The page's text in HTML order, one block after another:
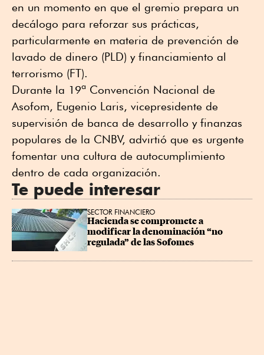
en un momento en que el gremio prepara un
decálogo para reforzar sus prácticas,
particularmente en materia de prevención de
lavado de dinero (PLD) y financiamiento al
terrorismo (FT).
Durante la 19ª Convención Nacional de
Asofom, Eugenio Laris, vicepresidente de
supervisión de banca de desarrollo y finanzas
populares de la CNBV, advirtió que es urgente
fomentar una cultura de autocumplimiento
dentro de cada organización.
Te puede interesar
SECTOR FINANCIERO
Hacienda se compromete a
modificar la denominación “no
regulada” de las Sofomes